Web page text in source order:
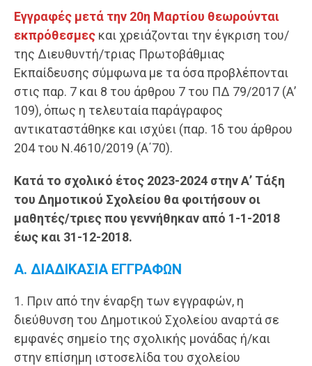
Εγγραφές μετά την 20η Μαρτίου θεωρούνται
εκπρόθεσμες και χρειάζονται την έγκριση του/
της Διευθυντή/τριας Πρωτοβάθμιας
Εκπαίδευσης σύμφωνα με τα όσα προβλέπονται
στις παρ. 7 και 8 του άρθρου 7 του ΠΔ 79/2017 (Α’
109), όπως η τελευταία παράγραφος
αντικαταστάθηκε και ισχύει (παρ. 1δ του άρθρου
204 του Ν.4610/2019 (Α΄70).
Κατά το σχολικό έτος 2023-2024 στην Α’ Τάξη
του Δημοτικού Σχολείου θα φοιτήσουν οι
μαθητές/τριες που γεννήθηκαν από 1-1-2018
έως και 31-12-2018.
Α. ΔΙΑΔΙΚΑΣΙΑ ΕΓΓΡΑΦΩΝ
1. Πριν από την έναρξη των εγγραφών, η
διεύθυνση του Δημοτικού Σχολείου αναρτά σε
εμφανές σημείο της σχολικής μονάδας ή/και
στην επίσημη ιστοσελίδα του σχολείου